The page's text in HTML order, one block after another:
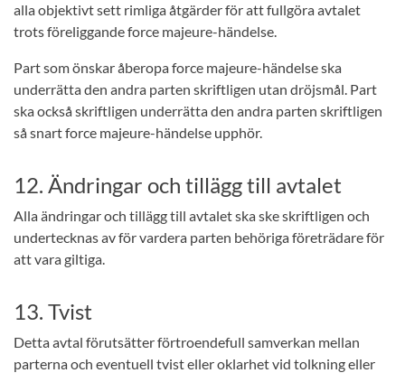
alla objektivt sett rimliga åtgärder för att fullgöra avtalet
trots föreliggande force majeure-händelse.
Part som önskar åberopa force majeure-händelse ska
underrätta den andra parten skriftligen utan dröjsmål. Part
ska också skriftligen underrätta den andra parten skriftligen
så snart force majeure-händelse upphör.
12. Ändringar och tillägg till avtalet
Alla ändringar och tillägg till avtalet ska ske skriftligen och
undertecknas av för vardera parten behöriga företrädare för
att vara giltiga.
13. Tvist
Detta avtal förutsätter förtroendefull samverkan mellan
parterna och eventuell tvist eller oklarhet vid tolkning eller